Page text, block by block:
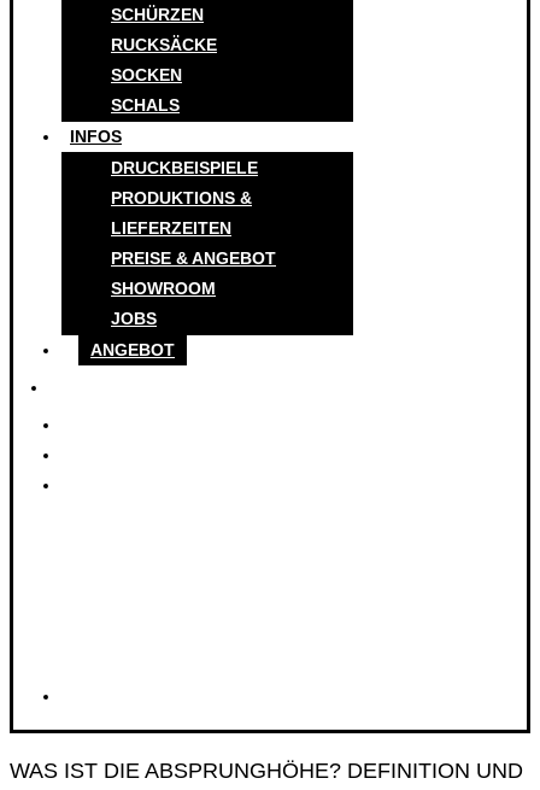
SCHÜRZEN
RUCKSÄCKE
SOCKEN
SCHALS
INFOS
DRUCKBEISPIELE
PRODUKTIONS &
LIEFERZEITEN
PREISE & ANGEBOT
SHOWROOM
JOBS
ANGEBOT
WAS IST DIE ABSPRUNGHÖHE? DEFINITION UND